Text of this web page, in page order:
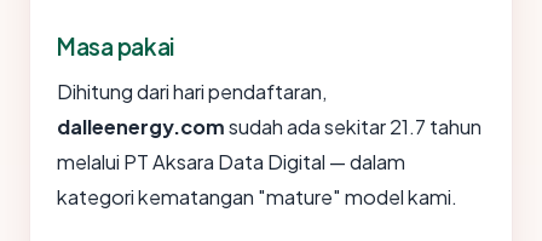
Masa pakai
Dihitung dari hari pendaftaran,
dalleenergy.comsudah ada sekitar 21.7 tahun
melalui PT Aksara Data Digital — dalam
kategori kematangan "mature" model kami.